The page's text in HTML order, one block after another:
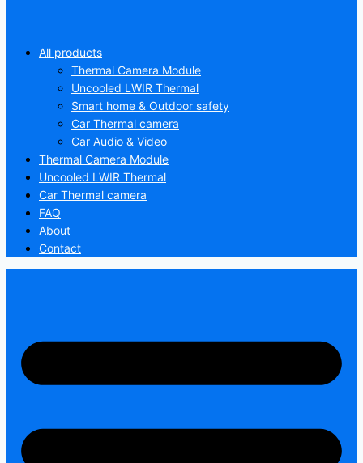
All products
Thermal Camera Module
Uncooled LWIR Thermal
Smart home & Outdoor safety
Car Thermal camera
Car Audio & Video
Thermal Camera Module
Uncooled LWIR Thermal
Car Thermal camera
FAQ
About
Contact